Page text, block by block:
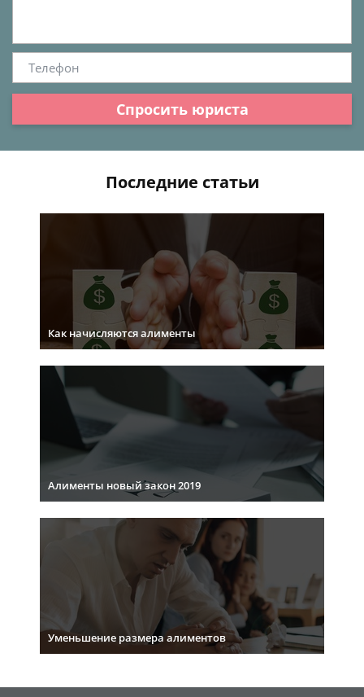
Спросить юриста
Последние статьи
Как начисляются алименты
Алименты новый закон 2019
Уменьшение размера алиментов